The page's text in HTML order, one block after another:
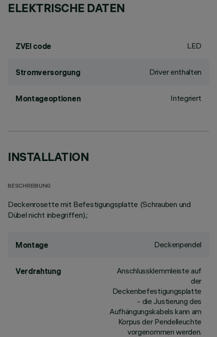
ELEKTRISCHE DATEN
ZVEI code LED
Stromversorgung Driver enthalten
Montageoptionen Integriert
INSTALLATION
BESCHREIBUNG
Deckenrosette mit Befestigungsplatte (Schrauben und
Dübel nicht inbegriffen).;
Montage Deckenpendel
Verdrahtung
Anschlussklemmleiste auf
der
Deckenbefestigungsplatte
- die Justierung des
Aufhängungskabels kann am
Korpus der Pendelleuchte
vorgenommen werden.